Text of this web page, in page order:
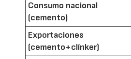
Consumo nacional
(cemento)
Exportaciones
(cemento+clínker)